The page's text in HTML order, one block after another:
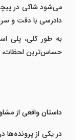
می‌شود شاکی در
دادرسی با دقت و
به طور کلی، پلی
حساس‌ترین لحظات،
داستان واقعی از
در یکی از پرونده‌ها